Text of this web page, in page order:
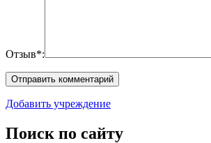
Отзыв*:
Добавить учреждение
Поиск по сайту